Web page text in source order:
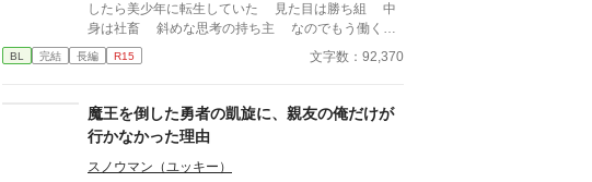
したら美少年に転生していた 見た目は勝ち組 中
身は社畜 斜めな思考の持ち主 なのでもう働くの
は嫌なので怠惰に生きようと思う そんな主人公は
やばい公爵令息に目を付けられて翻弄される
BL 完結 長編 R15 文字数：92,370
魔王を倒した勇者の凱旋に、親友の俺だけが
行かなかった理由
スノウマン（ユッキー）